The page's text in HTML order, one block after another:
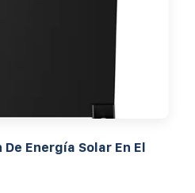
Energía Solar En El